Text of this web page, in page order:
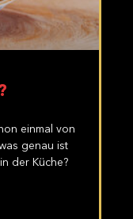
einmal von
genau ist
der Küche?